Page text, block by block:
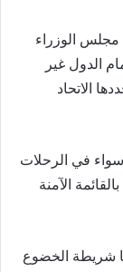
مجلس الوزراء
الدول غير
“قائمة الـ14” التي حددها الاتحاد
سواء في الرحلات
الدول الـ 14 المدرجة بالقائمة الآمنة
شريطة الخضوع